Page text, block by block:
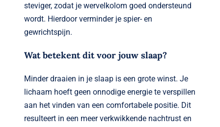
steviger, zodat je wervelkolom goed ondersteund
wordt. Hierdoor verminder je spier- en
gewrichtspijn.
Wat betekent dit voor jouw slaap?
Minder draaien in je slaap is een grote winst. Je
lichaam hoeft geen onnodige energie te verspillen
aan het vinden van een comfortabele positie. Dit
resulteert in een meer verkwikkende nachtrust en